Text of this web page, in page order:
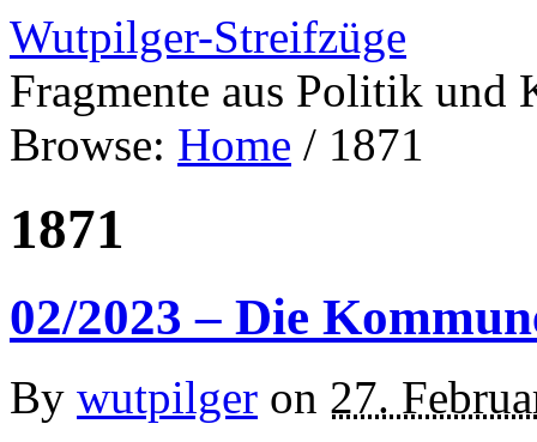
Wutpilger-Streifzüge
Fragmente aus Politik und
Browse: Home / 1871
1871
02/2023 – Die
By wutpilger on 27.